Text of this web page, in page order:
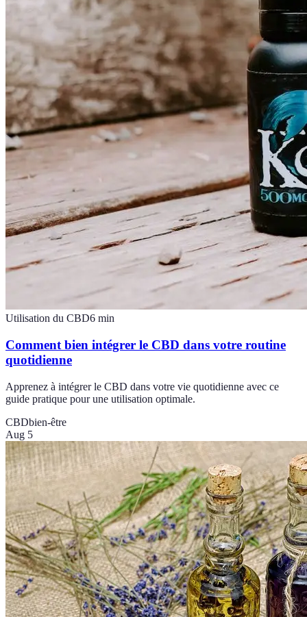
Utilisation du CBD6 min
Comment bien intégrer le CBD dans votre routine
quotidienne
Apprenez à intégrer le CBD dans votre vie quotidienne avec ce
guide pratique pour une utilisation optimale.
CBDbien-être
Aug 5